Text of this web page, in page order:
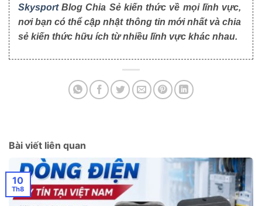
SkysportBlog Chia Sẻ kiến thức về mọi lĩnh vực,
nơi bạn có thể cập nhật thông tin mới nhất và chia
sẻ kiến thức hữu ích từ nhiều lĩnh vực khác nhau.
Bài viết liên quan
10
Th8